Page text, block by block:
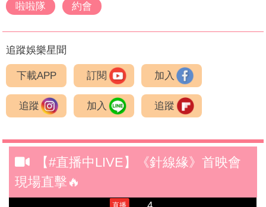
啦啦隊 約會
追蹤娛樂星聞
下載APP 訂閱 加入
追蹤 加入 追蹤
【#直播中LIVE】《針線緣》首映會
現場直擊🔥